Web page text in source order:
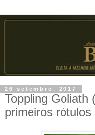
26 setembro, 2017
Toppling Goliath
primeiros